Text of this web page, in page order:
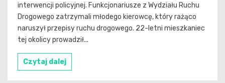
interwencji policyjnej. Funkcjonariusze z Wydziału Ruchu
Drogowego zatrzymali młodego kierowcę, który rażąco
naruszył przepisy ruchu drogowego. 22-letni mieszkaniec
tej okolicy prowadził...
Czytaj dalej